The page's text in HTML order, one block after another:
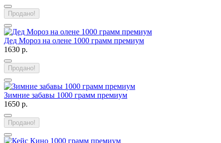
Продано!
Дед Мороз на олене 1000 грамм премиум
1630 р.
Продано!
Зимние забавы 1000 грамм премиум
1650 р.
Продано!